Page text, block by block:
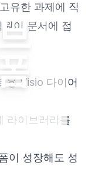
유한 과제에 직
이 문서에 접
용 Visio 다이어
라이브러리를
이 성장해도 성